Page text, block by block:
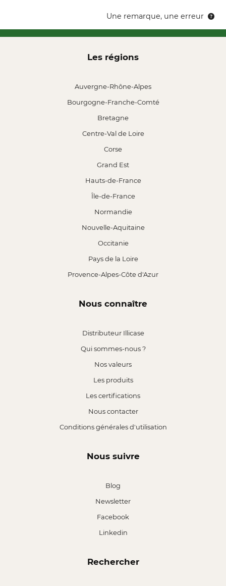
Une remarque, une erreur
Les régions
Auvergne-Rhône-Alpes
Bourgogne-Franche-Comté
Bretagne
Centre-Val de Loire
Corse
Grand Est
Hauts-de-France
Île-de-France
Normandie
Nouvelle-Aquitaine
Occitanie
Pays de la Loire
Provence-Alpes-Côte d'Azur
Nous connaître
Distributeur Illicase
Qui sommes-nous ?
Nos valeurs
Les produits
Les certifications
Nous contacter
Conditions générales d'utilisation
Nous suivre
Blog
Newsletter
Facebook
Linkedin
Rechercher